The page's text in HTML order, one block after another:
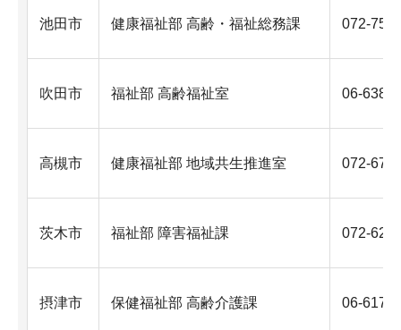
池田市 健康福祉部 高齢・福祉総務課 072-
吹田市 福祉部 高齢福祉室 06-
高槻市 健康福祉部 地域共生推進室 072-
茨木市 福祉部 障害福祉課 072-
摂津市 保健福祉部 高齢介護課 06-